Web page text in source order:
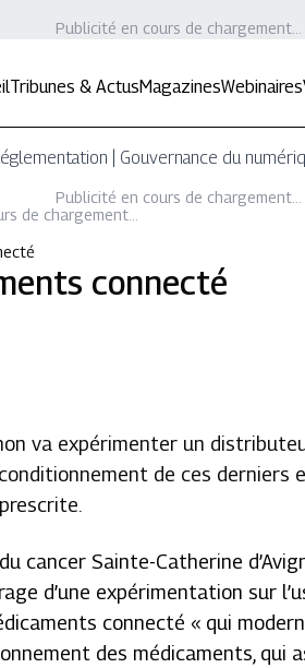
Publicité en cours de chargement...
Tribunes & ActusMagazinesWebinaires
| Gouvernance du
Publicité en cours de chargement...
de chargement...
connecté
va expérimenter un
de ces derniers
cancer Sainte-Catherine
d’une expérimentation sur
connecté « qui
des médicaments, qui